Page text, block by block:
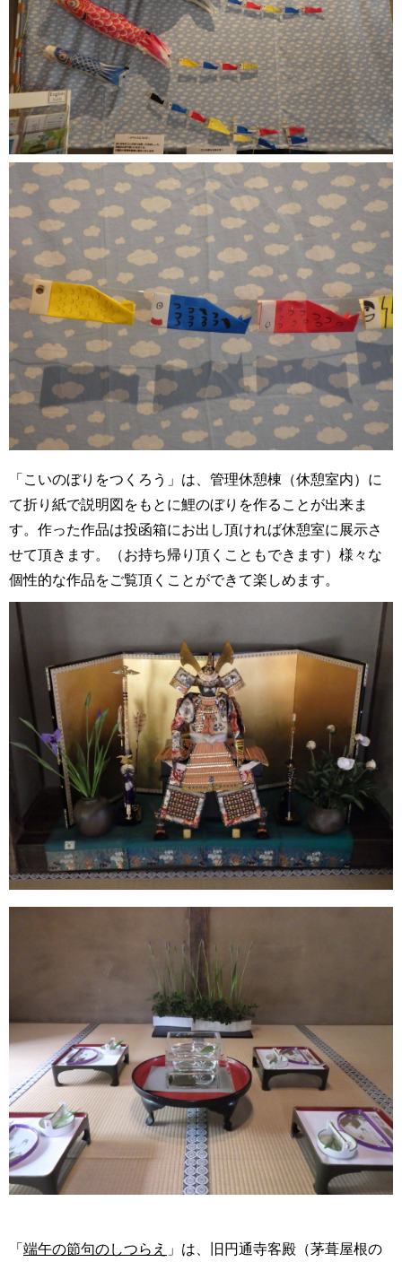
「こいのぼりをつくろう」は、管理休憩棟（休憩室内）に
て折り紙で説明図をもとに鯉のぼりを作ることが出来ま
す。作った作品は投函箱にお出し頂ければ休憩室に展示さ
せて頂きます。（お持ち帰り頂くこともできます）様々な
個性的な作品をご覧頂くことができて楽しめます。
「端午の節句のしつらえ 」は、旧円通寺客殿（茅葺屋根の